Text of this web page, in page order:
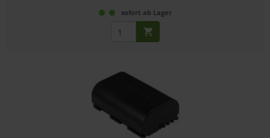
sofort ab Lager